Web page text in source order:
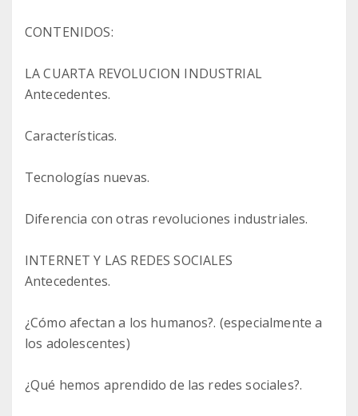
CONTENIDOS:
LA CUARTA REVOLUCION INDUSTRIAL
Antecedentes.
Características.
Tecnologías nuevas.
Diferencia con otras revoluciones industriales.
INTERNET Y LAS REDES SOCIALES
Antecedentes.
¿Cómo afectan a los humanos?. (especialmente a
los adolescentes)
¿Qué hemos aprendido de las redes sociales?.